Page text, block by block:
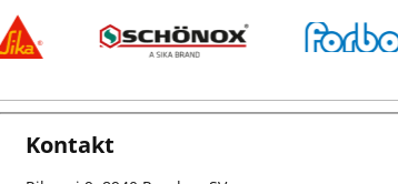
Kontakt